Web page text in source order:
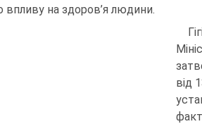
впливу на здоров’я людини.
від